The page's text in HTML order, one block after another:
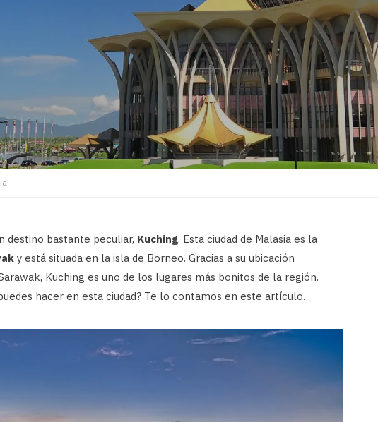
destino bastante peculiar, Kuching. Esta ciudad de Malasia es la
y está situada en la isla de Borneo. Gracias a su ubicación
Kuching es uno de los lugares más bonitos de la región.
hacer en esta ciudad? Te lo contamos en este artículo.